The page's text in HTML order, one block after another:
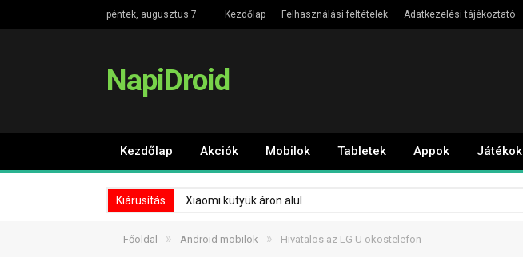
péntek, augusztus 7 Kezdőlap Felhasználási feltételek Adatkezelési tájékoztató
NapiDroid
Kezdőlap Akciók Mobilok Tabletek Appok Játékok
Kiárusítás Xiaomi kütyük áron alul
Főoldal » Android mobilok » Hivatalos az LG U okostelefon